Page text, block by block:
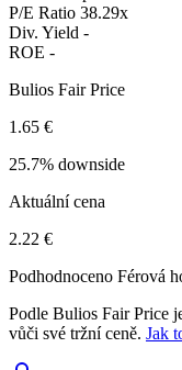
P/E Ratio 38.29x
Div. Yield -
ROE -
Bulios Fair Price
1.65 €
25.7% downside
Aktuální cena
2.22 €
Podhodnoceno Férová
Podle Bulios Fair Price
vůči své tržní ceně. Jak